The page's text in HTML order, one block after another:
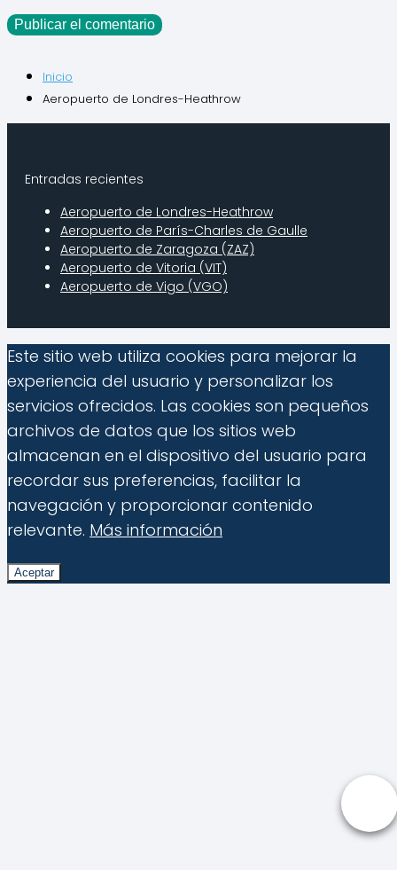
Inicio
Aeropuerto de Londres-Heathrow
Entradas recientes
Aeropuerto de Londres-Heathrow
Aeropuerto de Parí­s-Charles de Gaulle
Aeropuerto de Zaragoza (ZAZ)
Aeropuerto de Vitoria (VIT)
Aeropuerto de Vigo (VGO)
Este sitio web utiliza cookies para mejorar la
experiencia del usuario y personalizar los
servicios ofrecidos. Las cookies son pequeños
archivos de datos que los sitios web
almacenan en el dispositivo del usuario para
recordar sus preferencias, facilitar la
navegación y proporcionar contenido
relevante. Más información
Aceptar